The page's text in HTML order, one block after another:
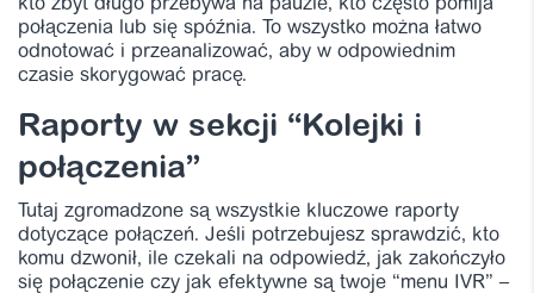
kto zbyt długo przebywa na pauzie, kto często pomija
połączenia lub się spóźnia. To wszystko można łatwo
odnotować i przeanalizować, aby w odpowiednim
czasie skorygować pracę.
Raporty w sekcji “Kolejki i
połączenia”
Tutaj zgromadzone są wszystkie kluczowe raporty
dotyczące połączeń. Jeśli potrzebujesz sprawdzić, kto
komu dzwonił, ile czekali na odpowiedź, jak zakończyło
się połączenie czy jak efektywne są twoje “menu IVR” –